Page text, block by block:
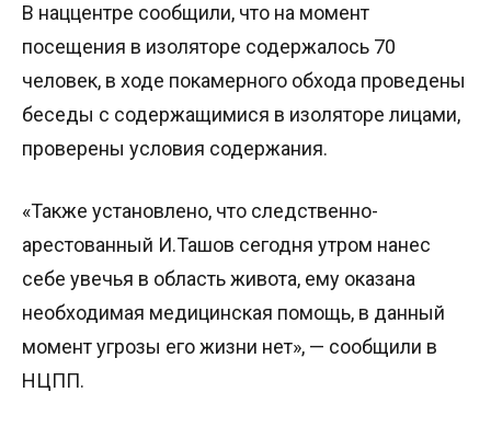
В наццентре сообщили, что на момент
посещения в изоляторе содержалось 70
человек, в ходе покамерного обхода проведены
беседы с содержащимися в изоляторе лицами,
проверены условия содержания.
«Также установлено, что следственно-
арестованный И.Ташов сегодня утром нанес
себе увечья в область живота, ему оказана
необходимая медицинская помощь, в данный
момент угрозы его жизни нет», — сообщили в
НЦПП.